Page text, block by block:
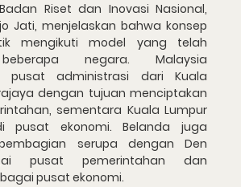
Riset dan Inovasi Nasional,
Jati, menjelaskan bahwa konsep
mengikuti model yang telah
negara. Malaysia
pusat administrasi dari Kuala
dengan tujuan menciptakan
sementara Kuala Lumpur
pusat ekonomi. Belanda juga
serupa dengan Den
pusat pemerintahan dan
pusat ekonomi.